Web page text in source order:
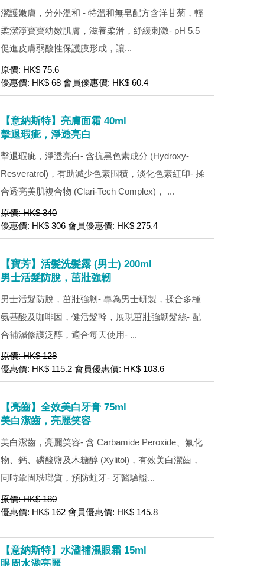
潔護嫩膚，分外溫和 - 特溫和無皂配方含洋甘菊，輕
柔潔淨寶寶幼嫩肌膚，滋養柔滑，紓緩刺激- pH 5.5
促進皮膚弱酸性保護膜形成，讓...
原價: HK$ 75.6
優惠價: HK$ 68 會員優惠價: HK$ 60.4
【意納斯特】亮膚面霜 40ml
擊退瑕疵，淨透亮白
擊退瑕疵，淨透亮白- 含抗黑色素成分 (Hydroxy-
Resveratrol)，有助減少色素囤積，淡化色素紅印- 揉
合透亮美肌複合物 (Clari-Tech Complex)， ...
原價: HK$ 340
優惠價: HK$ 306 會員優惠價: HK$ 275.4
【寶芳】活髮洗髮露 (男士) 200ml
男士活髮防脫，茁壯強韌
男士活髮防脫，茁壯強韌- 專為男士研製，揉合多種
氨基酸及咖啡因，健活髮幹，展現茁壯強韌髮絲- 配
合補濕修護泛醇，適合每天使用- ...
原價: HK$ 128
優惠價: HK$ 115.2 會員優惠價: HK$ 103.6
【亮齒】全效美白牙膏 75ml
美白潔齒，亮麗笑容
美白潔齒，亮麗笑容- 含 Carbamide Peroxide、氟化
物、鈣、磷酸鹽及木糖醇 (Xylitol)，有效美白潔齒，
同時鞏固琺瑯質，預防蛀牙- 牙醫驗證...
原價: HK$ 180
優惠價: HK$ 162 會員優惠價: HK$ 145.8
【意納斯特】水溋補濕眼霜 15ml